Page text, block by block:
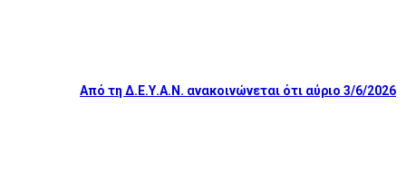
Από τη Δ.Ε.Υ.Α.Ν. ανακοινώνεται ότι αύριο 3/6/2026